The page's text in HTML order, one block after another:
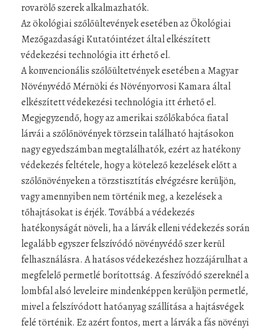
rovarölő szerek alkalmazhatók.
Az ökológiai szőlőültevények esetében az Ökológiai
Mezőgazdasági Kutatóintézet által elkészített
védekezési technológia itt érhető el.
A konvencionális szőlőültetvények esetében a Magyar
Növényvédő Mérnöki és Növényorvosi Kamara által
elkészített védekezési technológia itt érhető el.
Megjegyzendő, hogy az amerikai szőlőkabóca fiatal
lárvái a szőlőnövények törzsein található hajtásokon
nagy egyedszámban megtalálhatók, ezért az hatékony
védekezés feltétele, hogy a kötelező kezelések előtt a
szőlőnövényeken a törzstisztítás elvégzésre kerüljön,
vagy amennyiben nem történik meg, a kezelések a
tőhajtásokat is érjék. Továbbá a védekezés
hatékonyságát növeli, ha a lárvák elleni védekezés során
legalább egyszer felszívódó növényvédő szer kerül
felhasználásra. A hatásos védekezéshez hozzájárulhat a
megfelelő permetlé borítottság. A feszívódó szereknél a
lombfal alsó leveleire mindenképpen kerüljön permetlé,
mivel a felszívódott hatóanyag szállítása a hajtásvégek
felé történik. Ez azért fontos, mert a lárvák a fás növényi